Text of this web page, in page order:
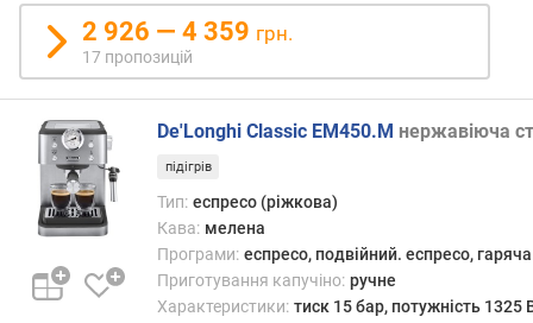
я
з
і
с
м
а
р
т
о
н
2 926 — 4 359 грн.
17 пропозицій
De'Longhi Classic EM450.M нержавіюча
підігрів
Тип: еспресо (ріжкова)
Кава: мелена
Програми: еспресо, подвійний. еспресо,
Приготування капучіно: ручне
Характеристики: тиск 15 бар, потужність 1325